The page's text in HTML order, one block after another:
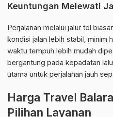
Keuntungan Melewati
Perjalanan melalui jalur tol
kondisi jalan lebih stabil, minim
waktu tempuh lebih mudah
bergantung pada kepadatan
utama untuk perjalanan jauh
Harga Travel
Pilihan Layanan